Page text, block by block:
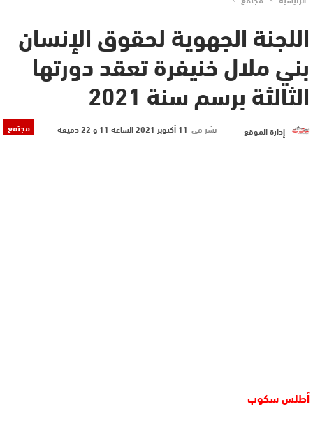
اللجنة الجهوية لحقوق الإنسان
بني ملال خنيفرة تعقد دورتها
الثالثة برسم سنة 2021
مجتمع إدارة الموقع نشر في 11 أكتوبر 2021 الساعة 11 و 22 دقيقة
أطلس سكوب